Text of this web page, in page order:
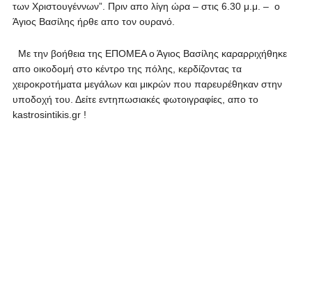
των Χριστουγέννων”. Πριν απο λίγη ώρα – στις 6.30 μ.μ. – ο
Άγιος Βασίλης ήρθε απο τον ουρανό.
Με την βοήθεια της ΕΠΟΜΕΑ ο Άγιος Βασίλης καραρριχήθηκε
απο οικοδομή στο κέντρο της πόλης, κερδίζοντας τα
χειροκροτήματα μεγάλων και μικρών που παρευρέθηκαν στην
υποδοχή του. Δείτε εντηπωσιακές φωτοιγραφίες, απο το
kastrosintikis.gr !